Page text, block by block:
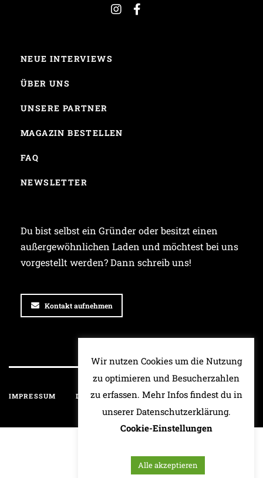
NEUE INTERVIEWS
ÜBER UNS
UNSERE PARTNER
MAGAZIN BESTELLEN
FAQ
NEWSLETTER
Du bist selbst ein Gründer oder besitzt einen
außergewöhnlichen Laden und möchtest bei uns
vorgestellt werden? Dann schreib uns!
Kontakt aufnehmen
IMPRESSUM DATENSCHUTZ HAFTUNGSAUSSCHLUSS
Wir nutzen Cookies um die Nutzung
zu optimieren und Besucherzahlen
zu erfassen. Mehr Infos findest du in
unserer Datenschutzerklärung.
Cookie-Einstellungen
Alle akzeptieren